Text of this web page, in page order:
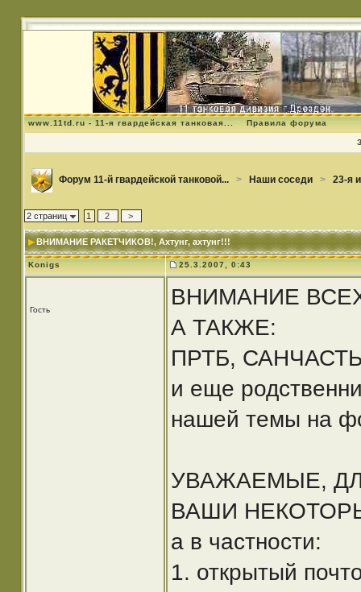
www.11td.ru - 11-я гвардейская танковая... Правила форума
Форум 11-й гвардейской танковой... > Наши соседи > 23-я
2 страниц 1 2 >
ВНИМАНИЕ РАКЕТЧИКОВ!, Ахтунг, ахтунг!!!
Konigs 25.3.2007, 0:43
Гость
ВНИМАНИЕ
А ТАКЖЕ:
ПРТБ,
и еще
нашей темы на
УВАЖАЕМЫЕ,
ВАШИ
а в частности:
1. открытый